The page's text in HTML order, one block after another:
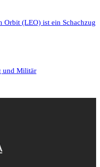
Orbit (LEO) ist ein Schachzug
und Militär
Increase